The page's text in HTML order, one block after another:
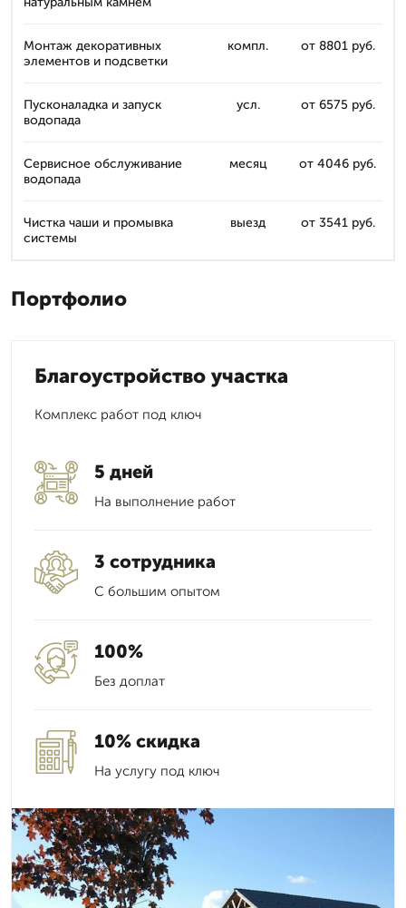
Монтаж декоративных
элементов и подсветки
компл. от 8801 руб.
Пусконаладка и запуск
водопада
усл. от 6575 руб.
Сервисное обслуживание
водопада
месяц от 4046 руб.
Чистка чаши и промывка
системы
выезд от 3541 руб.
Портфолио
Благоустройство участка
Комплекс работ под ключ
5 дней
На выполнение работ
3 сотрудника
С большим опытом
100%
Без доплат
10% скидка
На услугу под ключ